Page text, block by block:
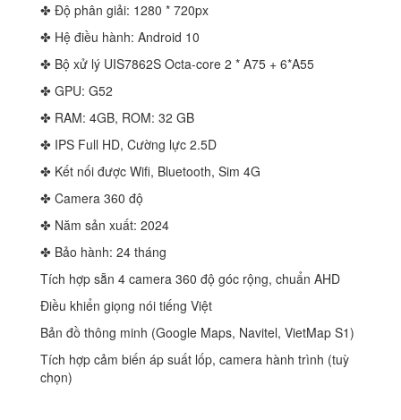
✤ Độ phân giải: 1280 * 720px
✤ Hệ điều hành: Android 10
✤ Bộ xử lý UIS7862S Octa-core 2 * A75 + 6*A55
✤ GPU: G52
✤ RAM: 4GB, ROM: 32 GB
✤ IPS Full HD, Cường lực 2.5D
✤ Kết nối được Wifi, Bluetooth, Sim 4G
✤ Camera 360 độ
✤ Năm sản xuất: 2024
✤ Bảo hành: 24 tháng
Tích hợp sẵn 4 camera 360 độ góc rộng, chuẩn AHD
Điều khiển giọng nói tiếng Việt
Bản đồ thông minh (Google Maps, Navitel, VietMap S1)
Tích hợp cảm biến áp suất lốp, camera hành trình (tuỳ
chọn)